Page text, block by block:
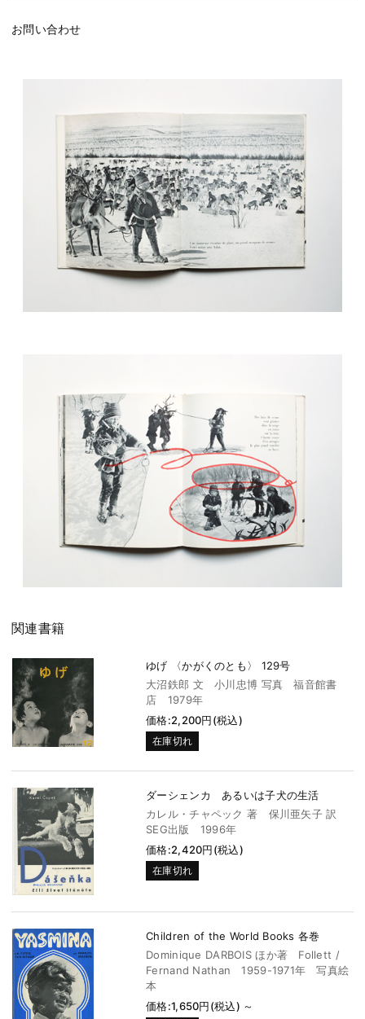
お問い合わせ
関連書籍
ゆげ 〈かがくのとも〉 129号
大沼鉄郎 文 小川忠博 写真 福音館書
店 1979年
価格:2,200円(税込)
在庫切れ
ダーシェンカ あるいは子犬の生活
カレル・チャペック 著 保川亜矢子 訳
SEG出版 1996年
価格:2,420円(税込)
在庫切れ
Children of the World Books 各巻
Dominique DARBOIS ほか著 Follett /
Fernand Nathan 1959-1971年 写真絵
本
価格:1,650円(税込) ～